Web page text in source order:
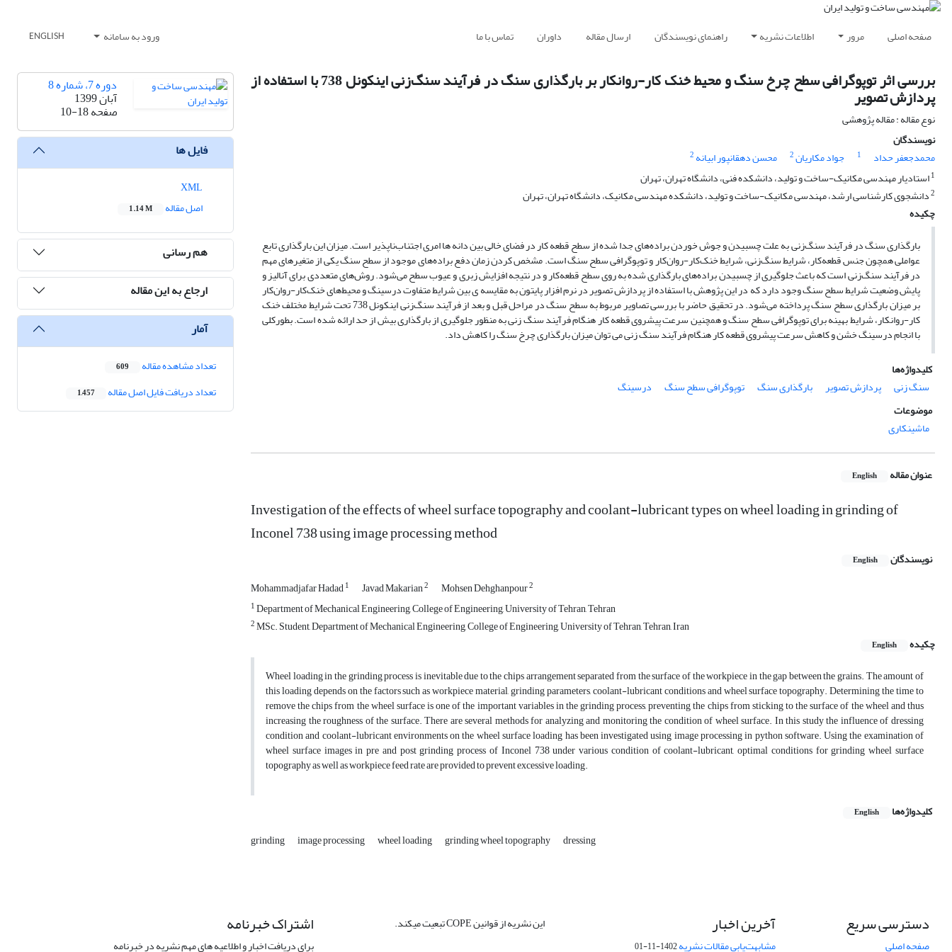
صفحه اصلی مرور اطلاعات نشریه راهنمای نویسندگان ارسال مقاله داوران تماس با ما ورود به سامانه ENGLISH
بررسی اثر توپوگرافی سطح چرخ سنگ و محیط خنک کار-روانکار بر بارگذاری سنگ در فرآیند سنگ‌زنی اینکونل 738 با استفاده از
پردازش تصویر
نوع مقاله : مقاله پژوهشی
نویسندگان
محمدجعفر حداد
1 جواد مکاریان2 محسن دهقانپور ابیانه 2
1استادیار مهندسی مکانیک-ساخت و تولید، دانشکده فنی، دانشگاه تهران، تهران
2دانشجوی کارشناسی ارشد، مهندسی مکانیک-ساخت و تولید، دانشکده مهندسی مکانیک، دانشگاه تهران، تهران
چکیده
بارگذاری سنگ در فرآیند سنگ‌زنی به علت چسبیدن و جوش خوردن براده‌های جدا شده از سطح قطعه کار در فضای خالی بین دانه ها امری اجتناب‌ناپذیر است. میزان این بارگذاری تابع
عواملی همچون جنس قطعه‌کار، شرایط سنگ‌زنی، شرایط خنک‌کار-روان‌کار و توپوگرافی سطح سنگ است. مشخص کردن زمان دفع براده‌های موجود از سطح سنگ یکی از متغیر‌های مهم
در فرآیند سنگ‌زنی است که باعث جلوگیری از چسبیدن براده‌های بارگذاری شده به روی سطح قطعه‌کار و در نتیجه افزایش زبری و عیوب سطح می‌شود. روش‌های متعددی برای آنالیز و
پایش وضعیت شرایط سطح سنگ وجود دارد که در این پژوهش با استفاده از پردازش تصویر در نرم افزار پایتون به مقایسه ی بین شرایط‌ متفاوت درسینگ و محیط‌های خنک‌کار-روان‌کار
بر میزان بارگذاری سطح سنگ پرداخته می‌شود. در تحقیق حاضر با بررسی تصاویر مربوط به سطح سنگ در مراحل قبل و بعد از فرآیند سنگ‌زنی اینکونل 738 تحت شرایط مختلف خنک
کار-روانکار، شرایط بهینه برای توپوگرافی سطح سنگ و همچنین سرعت پیشروی قطعه کار هنگام فرآیند سنگ زنی به منظور جلوگیری از بارگذاری بیش از حد ارائه شده است. بطورکلی
با انجام درسینگ خشن و کاهش سرعت پیشروی قطعه کار هنگام فرآیند سنگ زنی می توان میزان بارگذاری چرخ سنگ را کاهش داد.
کلیدواژه‌ها
سنگ زنی
پردازش تصویر بارگذاری سنگ توپوگرافی سطح سنگ
درسینگ
موضوعات
ماشینکاری
عنوان مقاله English
Investigation of the effects of wheel surface topography and coolant-lubricant types on wheel loading in grinding of
Inconel 738 using image processing method
نویسندگان English
Mohammadjafar Hadad1 Javad Makarian2 Mohsen Dehghanpour2
1Department of Mechanical Engineering, College of Engineering, University of Tehran, Tehran
2MSc. Student, Department of Mechanical Engineering, College of Engineering, University of Tehran, Tehran, Iran
چکیده
English
Wheel loading in the grinding process is inevitable due to the chips arrangement separated from the surface of the workpiece in the gap between the grains. The amount of
this loading depends on the factors such as workpiece material, grinding parameters, coolant-lubricant conditions and wheel surface topography. Determining the time to
remove the chips from the wheel surface is one of the important variables in the grinding process, preventing the chips from sticking to the surface of the wheel and thus
increasing the roughness of the surface. There are several methods for analyzing and monitoring the condition of wheel surface. In this study the influence of dressing
condition and coolant-lubricant environments on the wheel surface loading has been investigated using image processing in python software. Using the examination of
wheel surface images in pre and post grinding process of Inconel 738 under various condition of coolant-lubricant, optimal conditions for grinding wheel surface
topography as well as workpiece feed rate are provided to prevent excessive loading.
کلیدواژه‌ها English
grinding image processing wheel loading grinding wheel topography dressing
دوره 7، شماره 8
آبان 1399
صفحه10-18
فایل ها
اصل مقاله
1.14 M
هم رسانی
ارجاع به این مقاله
آمار
تعداد مشاهده مقاله 609
تعداد دریافت فایل اصل مقاله 1,457
دسترسی سریع
صفحه اصلی
آخرین اخبار
مشابهت‌یابی مقالات نشریه1402-11-01
این نشریه از قوانین COPE تبعیت میکند. اشتراک خبرنامه
برای دریافت اخبار و اطلاعیه های مهم نشریه در خبرنامه